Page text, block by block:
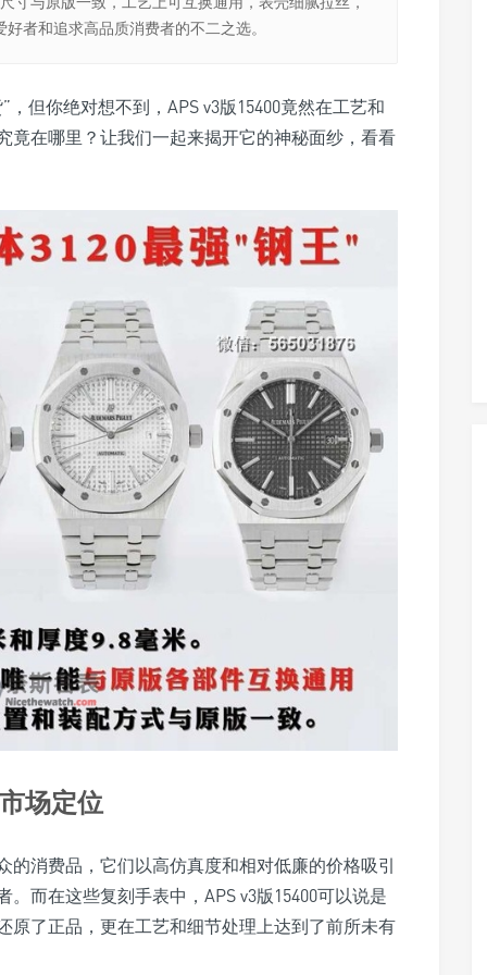
者和追求高品质消费者的不二之选。
但你绝对想不到，APS v3版15400竟然在工艺和
竟在哪里？让我们一起来揭开它的神秘面纱，看看
场定位
的消费品，它们以高仿真度和相对低廉的价格吸引
而在这些复刻手表中，APS v3版15400可以说是
原了正品，更在工艺和细节处理上达到了前所未有